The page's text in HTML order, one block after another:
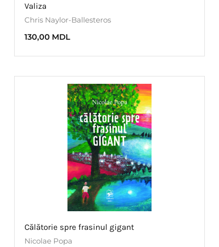
Valiza
Chris Naylor-Ballesteros
130,00 MDL
Călătorie spre frasinul gigant
Nicolae Popa